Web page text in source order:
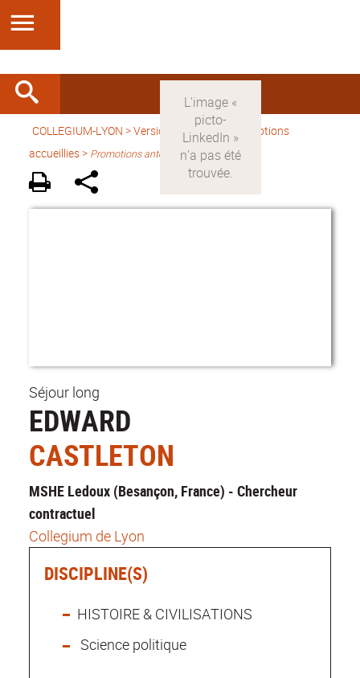
COLLEGIUM-LYON >Version française> Promotions
accueillies > Promotions antérieures
Séjour long
EDWARD
CASTLETON
MSHE Ledoux (Besançon, France) - Chercheur
contractuel
Collegium de Lyon
DISCIPLINE(S)
HISTOIRE & CIVILISATIONS
Science politique